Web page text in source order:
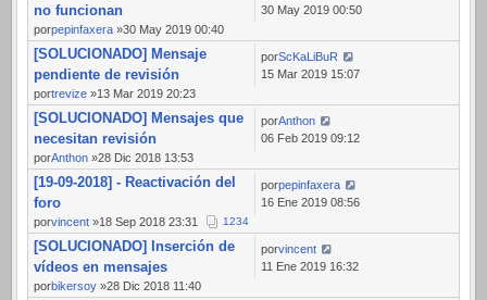
no funcionan
porpepinfaxera »30 May 2019 00:40
30 May 2019 00:50
[SOLUCIONADO] Mensaje
pendiente de revisión
portrevize »13 Mar 2019 20:23
porScKaLiBuR
15 Mar 2019 15:07
[SOLUCIONADO] Mensajes que
necesitan revisión
porAnthon »28 Dic 2018 13:53
porAnthon
06 Feb 2019 09:12
[19-09-2018] - Reactivación del
foro
porvincent »18 Sep 2018 23:31 1234
porpepinfaxera
16 Ene 2019 08:56
[SOLUCIONADO] Inserción de
vídeos en mensajes
porbikersoy »28 Dic 2018 11:40
porvincent
11 Ene 2019 16:32